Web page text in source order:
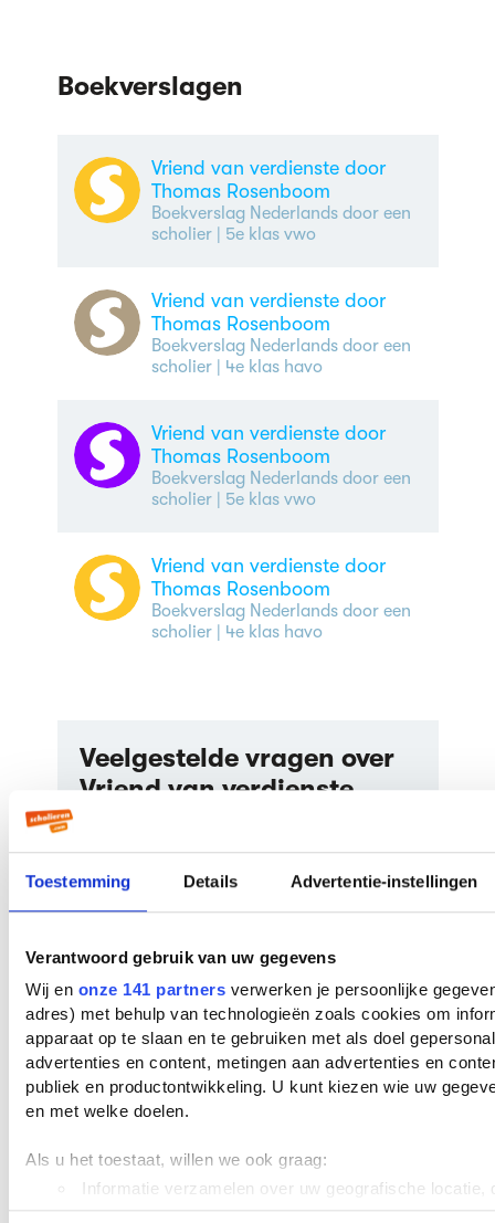
Toestemming Details Advertentie-instellingen
Verantwoord gebruik van uw gegevens
Wij en onze 141 partners verwerken je persoonlijke
adres) met behulp van technologieën zoals cookies om
apparaat op te slaan en te gebruiken met als doel
advertenties en content, metingen aan advertenties en
publiek en productontwikkeling. U kunt kiezen wie uw
en met welke doelen.
Als u het toestaat, willen we ook graag:
Informatie verzamelen over uw geografische locatie,
Boekverslagen
Vriend van verdienste door
Thomas Rosenboom
Boekverslag Nederlands door een
scholier| 5e klas vwo
Vriend van verdienste door
Thomas Rosenboom
Boekverslag Nederlands door een
scholier| 4e klas havo
Vriend van verdienste door
Thomas Rosenboom
Boekverslag Nederlands door een
scholier| 5e klas vwo
Vriend van verdienste door
Thomas Rosenboom
Boekverslag Nederlands door een
scholier| 4e klas havo
Veelgestelde vragen over
Vriend van verdienste
Wie schreef Vriend van verdienste?
Vriend van verdienste werd geschreven door
Thomas Rosenboom
van deze auteur zijn Publieke werken
Spitzen(2004) enVriend van verdienste
(1986).
In welk jaar is Vriend van verdienste
geschreven?
Vriend van verdienste is geschreven in het
Hoeveel pagina’s heeft Vriend van
verdienste?